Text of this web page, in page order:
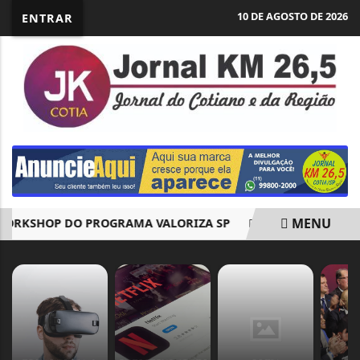
ENTRAR 10 DE AGOSTO DE 2026
DO PROGRAMA VALORIZA SP PRAÇA DO SABIÁ
MENU